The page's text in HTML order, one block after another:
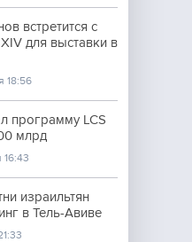
встретится с
для выставки в
18:56
программу LCS
млрд
16:43
израильтян
в Тель-Авиве